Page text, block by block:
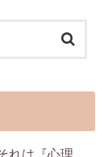
れは『心理